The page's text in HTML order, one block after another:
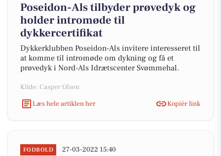
Poseidon-Als tilbyder prøvedyk og
holder intromøde til
dykkercertifikat
Dykkerklubben Poseidon-Als invitere interesseret til
at komme til intromøde om dykning og få et
prøvedyk i Nord-Als Idrætscenter Svømmehal.
Kilde: Casper Olsen
Læs hele artiklen her
Kopiér link
FODBOLD 27-03-2022 15:40